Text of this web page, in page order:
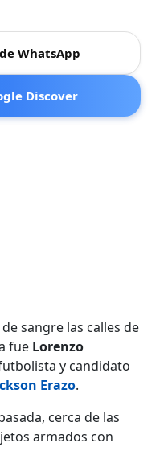
WhatsApp
Discover
sangre las calles de
fue Lorenzo
y candidato
Erazo.
cerca de las
armados con